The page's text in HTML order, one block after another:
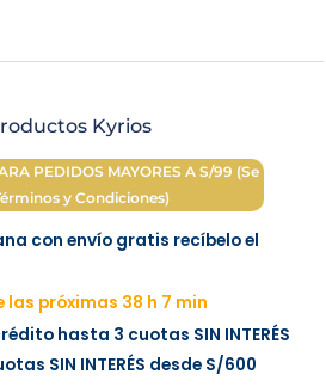
Kyrios
PEDIDOS MAYORES A S/99 (Se
y Condiciones)
con envío gratis recíbelo el
próximas 38 h 7 min
hasta 3 cuotas SIN INTERÉS
SIN INTERÉS desde S/600